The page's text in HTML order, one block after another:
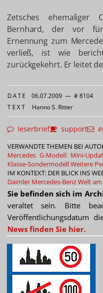
Zetsches ehemaliger
Bernhard, der vor
Ernennung zum
verließ, ist wie
zurückgekehrt. Er leitet
DATE 06.07.2009 — # 8104
TEXT Hanno S. Ritter
leserbrief support
VERWANDTE THEMEN BEI
Mercedes G-Modell: Mini-
Klasse-SondermodellWeitere
IM KONTEXT: DER BLICK INS
Daimler Mercedes-BenzWelt
Sie befinden sich im
veraltet sein. Bitte
Veröffentlichungsdatum
News finden Sie hier.